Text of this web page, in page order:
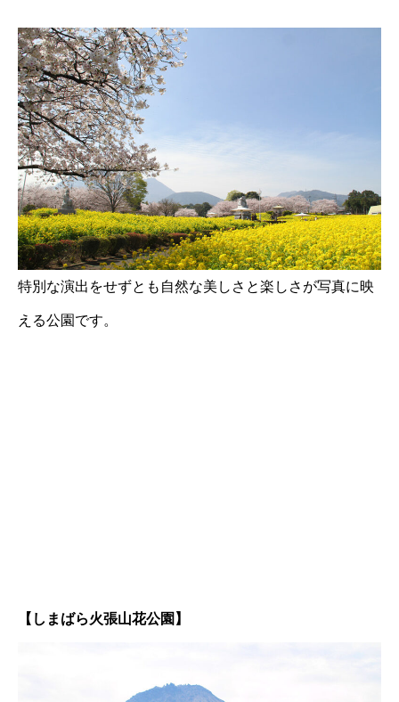
特別な演出をせずとも自然な美しさと楽しさが写真に映
える公園です。
【しまばら火張山花公園】